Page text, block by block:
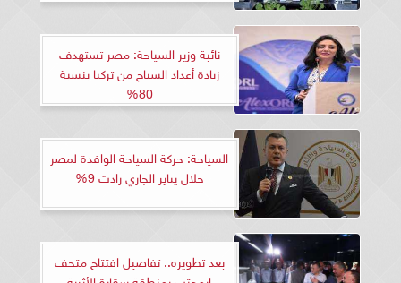
نائبة وزير السياحة: مصر تستهدف
زيادة أعداد السياح من تركيا بنسبة
80%
السياحة: حركة السياحة الوافدة لمصر
خلال يناير الجاري زادت 9%
بعد تطويره.. تفاصيل افتتاح متحف